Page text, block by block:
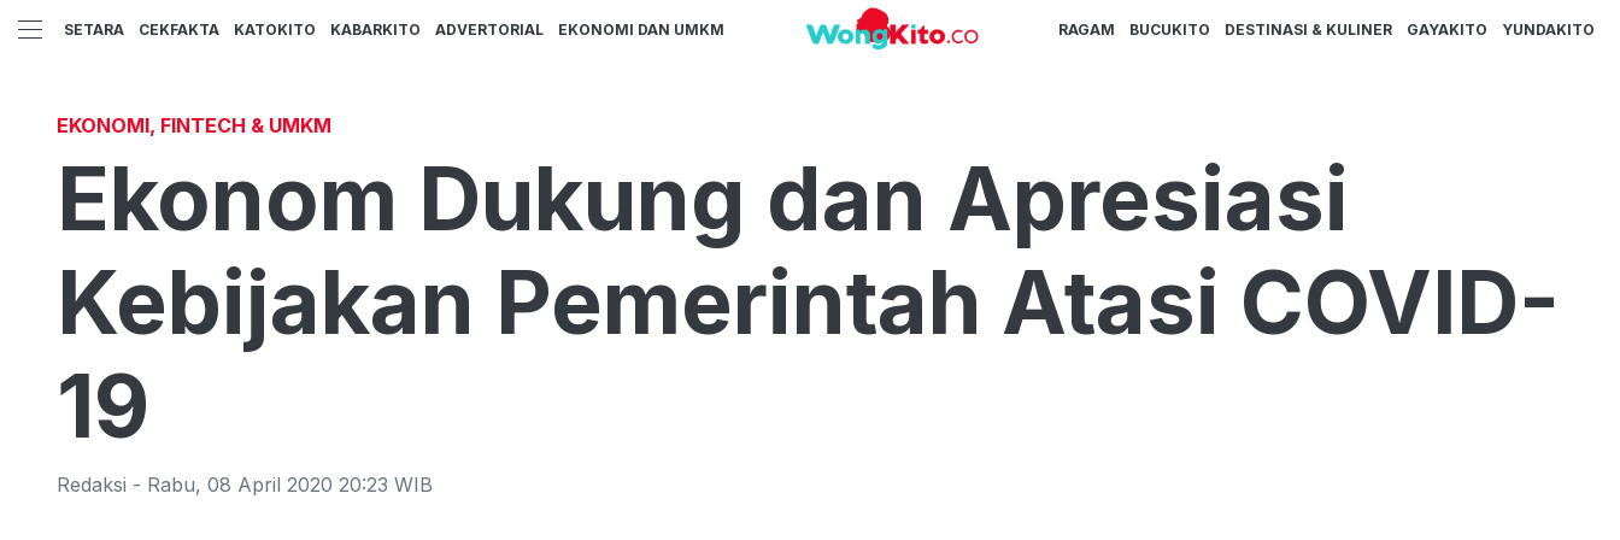
SETARA CEKFAKTA KATOKITO KABARKITO ADVERTORIAL EKONOMI DAN UMKM RAGAM BUCUKITO DESTINASI & KULINER GAYAKITO YUNDAKITO
EKONOMI, FINTECH & UMKM
Ekonom Dukung dan Apresiasi
Kebijakan Pemerintah Atasi COVID-
19
Redaksi - Rabu, 08 April 2020 20:23 WIB